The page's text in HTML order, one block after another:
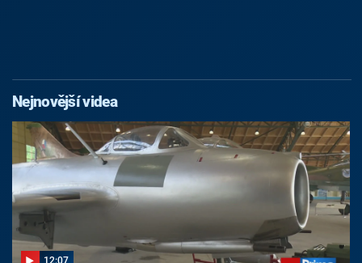
Nejnovější videa